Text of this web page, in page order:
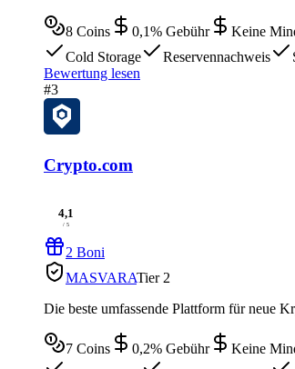
8 Coins 0,1% Gebühr
Keine
Cold Storage
Reservennachweis
Bewertung lesen
#3
Crypto.com
4,1
/ 5
2 Boni
MASVARATier 2
Die beste umfassende Plattform für neue
7 Coins 0,2% Gebühr
Keine